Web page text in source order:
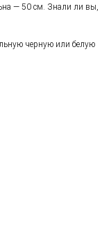
— 50 см. Знали ли вы,
черную или белую